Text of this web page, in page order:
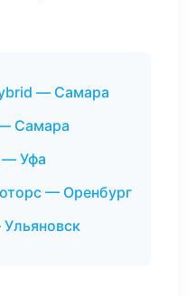
— Самара
— Самара
— Уфа
— Оренбург